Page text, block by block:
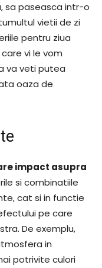
sa paseasca intr-o
vietii de zi
pentru ziua
vi le vom
va veti putea
oaza de
impact asupra
si combinatiile
cat si in functie
pe care
De exemplu,
in
potrivite culori